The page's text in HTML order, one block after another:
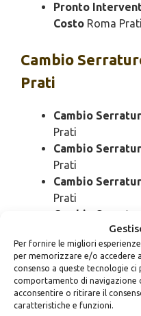
Per fornire le migliori
per memorizzare e/o accedere
consenso a queste tecnologie
comportamento di navigazione
acconsentire o ritirare il
caratteristiche e funzioni.
Pronto
Costo Roma Prati
Cambio
Prati
Cambio
Prati
Cambio
Prati
Cambio
Prati
Cambio
Cambio
Prati
Cambio
Prati